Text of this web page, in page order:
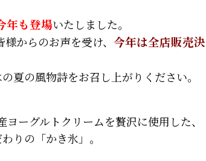
年も登場いたしました。
様からのお声を受け、今年は全店販売決
夏の風物詩をお召し上がりください。
ーグルトクリームを贅沢に使用した、
りの「かき氷」。